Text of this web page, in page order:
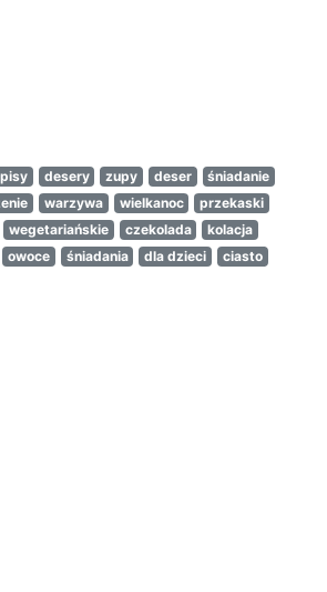
desery zupy deser
śniadanie
warzywa wielkanoc
przekaski
wegetariańskie czekolada
kolacja
owoce śniadania dla dzieci
ciasto